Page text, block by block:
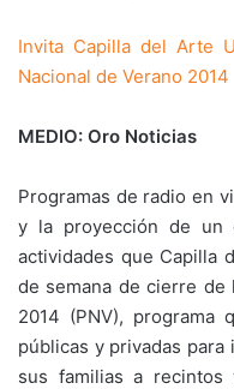
Invita Capilla del Arte
Nacional de Verano 2014
MEDIO: Oro Noticias
Programas de radio en
y la proyección de un
actividades que Capilla
de semana de cierre de
2014 (PNV), programa
públicas y privadas
sus familias a recintos